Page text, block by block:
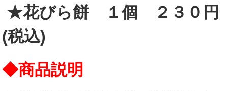
★花びら餅 １個 ２３０円
(税込)
◆商品説明